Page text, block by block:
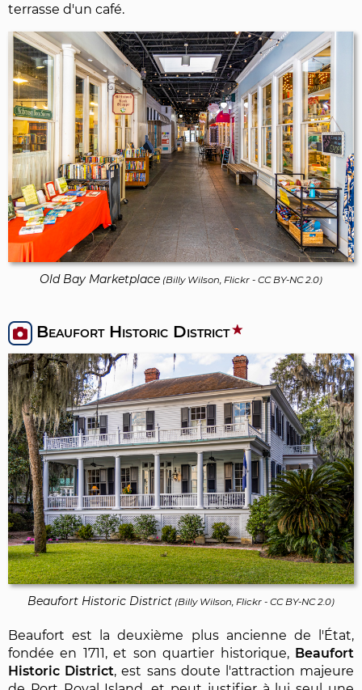
terrasse d'un café.
Old Bay Marketplace (Billy Wilson, Flickr - CC BY-NC 2.0)
Beaufort Historic District
Beaufort Historic District (Billy Wilson, Flickr - CC BY-NC 2.0)
Beaufort est la deuxième plus ancienne de l'État,
fondée en 1711, et son quartier historique, Beaufort
Historic District, est sans doute l'attraction majeure